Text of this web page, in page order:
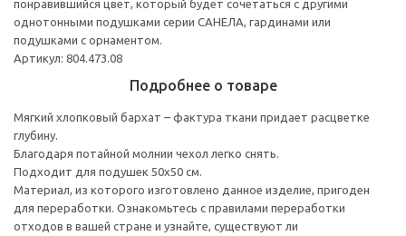
понравившийся цвет, который будет сочетаться с другими
однотонными подушками серии САНЕЛА, гардинами или
подушками с орнаментом.
Артикул: 804.473.08
Подробнее о товаре
Мягкий хлопковый бархат – фактура ткани придает расцветке
глубину.
Благодаря потайной молнии чехол легко снять.
Подходит для подушек 50x50 см.
Материал, из которого изготовлено данное изделие, пригоден
для переработки. Ознакомьтесь с правилами переработки
отходов в вашей стране и узнайте, существуют ли